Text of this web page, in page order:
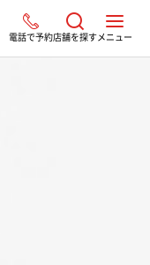
電話で予約店舗を探すメニュー